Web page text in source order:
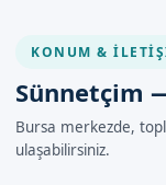
KONUM &
Sünnetçim
Bursa merkezde,
ulaşabilirsiniz.